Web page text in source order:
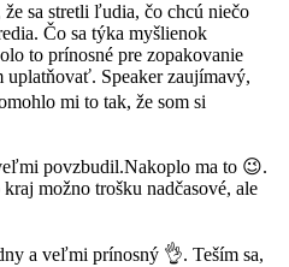
sa stretli ľudia, čo chcú niečo
Čo sa týka myšlienok
to prínosné pre zopakovanie
uplatňovať. Speaker zaujímavý,
mi to tak, že som si
povzbudil.Nakoplo ma to 😉.
možno trošku nadčasové, ale
a veľmi prínosný 👌. Teším sa,